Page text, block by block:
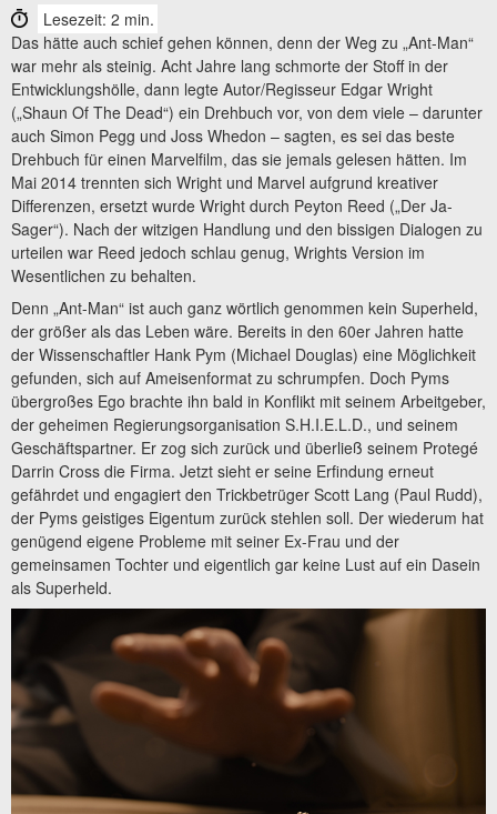
Lesezeit: 2 min.
Das hätte auch schief gehen können, denn der Weg zu „Ant-Man“
war mehr als steinig. Acht Jahre lang schmorte der Stoff in der
Entwicklungshölle, dann legte Autor/Regisseur Edgar Wright
(„Shaun Of The Dead“) ein Drehbuch vor, von dem viele – darunter
auch Simon Pegg und Joss Whedon – sagten, es sei das beste
Drehbuch für einen Marvelfilm, das sie jemals gelesen hätten. Im
Mai 2014 trennten sich Wright und Marvel aufgrund kreativer
Differenzen, ersetzt wurde Wright durch Peyton Reed („Der Ja-
Sager“). Nach der witzigen Handlung und den bissigen Dialogen zu
urteilen war Reed jedoch schlau genug, Wrights Version im
Wesentlichen zu behalten.
Denn „Ant-Man“ ist auch ganz wörtlich genommen kein Superheld,
der größer als das Leben wäre. Bereits in den 60er Jahren hatte
der Wissenschaftler Hank Pym (Michael Douglas) eine Möglichkeit
gefunden, sich auf Ameisenformat zu schrumpfen. Doch Pyms
übergroßes Ego brachte ihn bald in Konflikt mit seinem Arbeitgeber,
der geheimen Regierungsorganisation S.H.I.E.L.D., und seinem
Geschäftspartner. Er zog sich zurück und überließ seinem Protegé
Darrin Cross die Firma. Jetzt sieht er seine Erfindung erneut
gefährdet und engagiert den Trickbetrüger Scott Lang (Paul Rudd),
der Pyms geistiges Eigentum zurück stehlen soll. Der wiederum hat
genügend eigene Probleme mit seiner Ex-Frau und der
gemeinsamen Tochter und eigentlich gar keine Lust auf ein Dasein
als Superheld.